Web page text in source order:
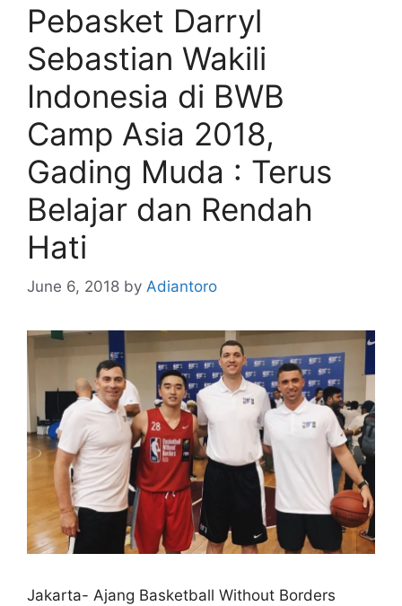
Pebasket Darryl
Sebastian Wakili
Indonesia di BWB
Camp Asia 2018,
Gading Muda : Terus
Belajar dan Rendah
Hati
June 6, 2018 by Adiantoro
Jakarta- Ajang Basketball Without Borders